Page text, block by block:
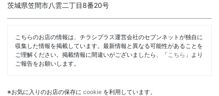
茨城県笠間市八雲二丁目8番20号
こちらのお店の情報は、チラシプラス運営会社のセブンネットが独自に
収集した情報を掲載しています。最新情報と異なる可能性があることを
ご理解ください。掲載情報に間違いがございましたら、「 こちら 」より
ご報告をお願いします。
※お気に入りのお店の保存に cookie を利用しています。